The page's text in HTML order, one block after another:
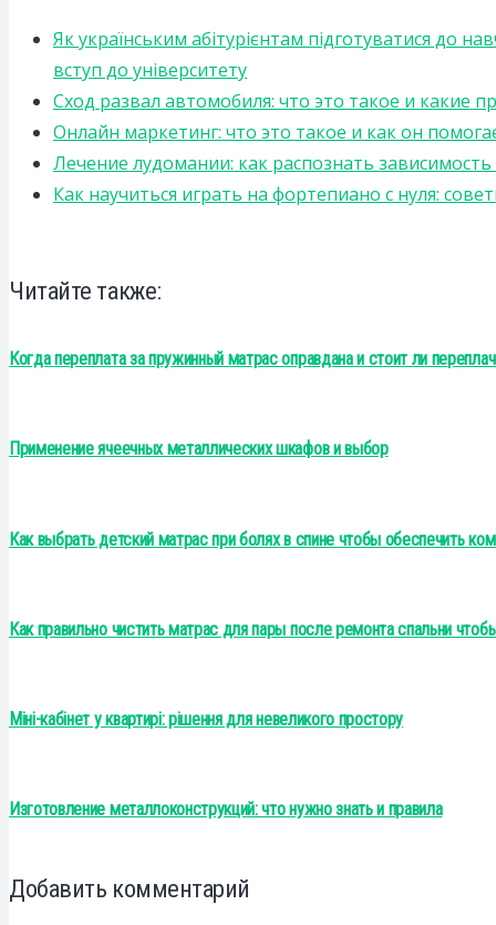
Як українським абітурієнтам підготуватися до
вступ до університету
Сход развал автомобиля: что это такое и какие
Онлайн маркетинг: что это такое и как он
Лечение лудомании: как распознать
Как научиться играть на фортепиано с нуля:
Читайте также:
Когда переплата за пружинный матрас оправдана и стоит ли
Применение ячеечных металлических шкафов и выбор
Как выбрать детский матрас при болях в спине чтобы обеспечить
Как правильно чистить матрас для пары после ремонта спальни
Міні-кабінет у квартирі: рішення для невеликого простору
Изготовление металлоконструкций: что нужно знать и правила
Добавить комментарий